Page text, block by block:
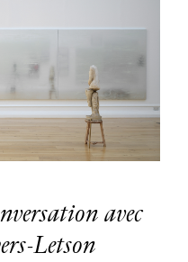
avec
Letson